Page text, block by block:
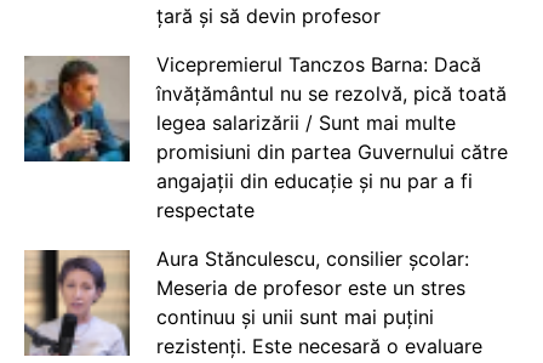
țară și să devin profesor
Vicepremierul Tanczos Barna: Dacă
învățământul nu se rezolvă, pică toată
legea salarizării / Sunt mai multe
promisiuni din partea Guvernului către
angajații din educație și nu par a fi
respectate
Aura Stănculescu, consilier școlar:
Meseria de profesor este un stres
continuu și unii sunt mai puțini
rezistenți. Este necesară o evaluare